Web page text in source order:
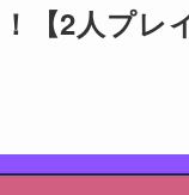
【2人プレ